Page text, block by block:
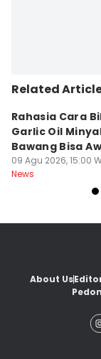
Related
Rahasia Cara
Garlic Oil
Bawang Bisa
Berbulan-
Level Resto!
09 Agu 2026, 15:00
News
About Us